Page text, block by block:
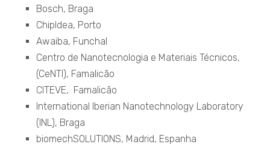
Bosch, Braga
ChipIdea, Porto
Awaiba, Funchal
Centro de Nanotecnologia e Materiais Técnicos,
(CeNTI), Famalicão
CITEVE, Famalicão
International Iberian Nanotechnology Laboratory
(INL), Braga
biomechSOLUTIONS, Madrid, Espanha